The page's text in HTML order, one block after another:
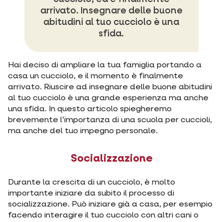
arrivato. Insegnare delle buone
abitudini al tuo cucciolo è una
sfida.
Hai deciso di ampliare la tua famiglia portando a
casa un cucciolo, e il momento è finalmente
arrivato. Riuscire ad insegnare delle buone abitudini
al tuo cucciolo è una grande esperienza ma anche
una sfida. In questo articolo spiegheremo
brevemente l’importanza di una scuola per cuccioli,
ma anche del tuo impegno personale.
Socializzazione
Durante la crescita di un cucciolo, è molto
importante iniziare da subito il processo di
socializzazione. Può iniziare già a casa, per esempio
facendo interagire il tuo cucciolo con altri cani o